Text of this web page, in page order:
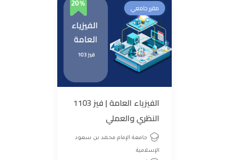
مقرر جامعي 20%
الفيزياء العامة | فيز 1103
النظري والعملي
جامعة الإمام محمد بن سعود
الإسلامية